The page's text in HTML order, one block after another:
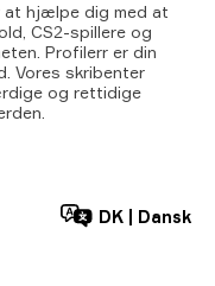
at hjælpe dig med at
CS2-spillere og
Profilerr er din
Vores skribenter
og rettidige
DK Dansk